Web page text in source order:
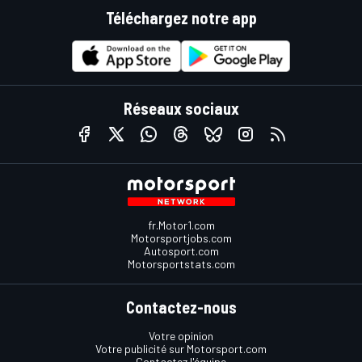
Téléchargez notre app
Réseaux sociaux
fr.Motor1.com
Motorsportjobs.com
Autosport.com
Motorsportstats.com
Contactez-nous
Votre opinion
Votre publicité sur Motorsport.com